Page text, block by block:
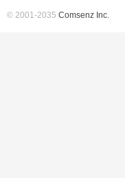
© 2001-2035 Comsenz Inc.